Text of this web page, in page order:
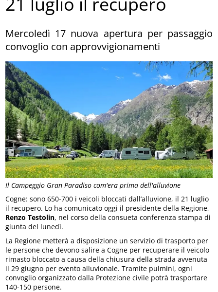
Il Campeggio Gran Paradiso com'era prima dell'alluvione
Mercoledì 17 nuova apertura per passaggio
convoglio con approvvigionamenti
Cogne: sono 650-700 i veicoli bloccati dall’alluvione, il 21 luglio
il recupero. Lo ha comunicato oggi il presidente della Regione,
Renzo Testolin, nel corso della consueta conferenza stampa di
giunta del lunedì.
La Regione metterà a disposizione un servizio di trasporto per
le persone che devono salire a Cogne per recuperare il veicolo
rimasto bloccato a causa della chiusura della strada avvenuta
il 29 giugno per evento alluvionale. Tramite pulmini, ogni
convoglio organizzato dalla Protezione civile potrà trasportare
140-150 persone.